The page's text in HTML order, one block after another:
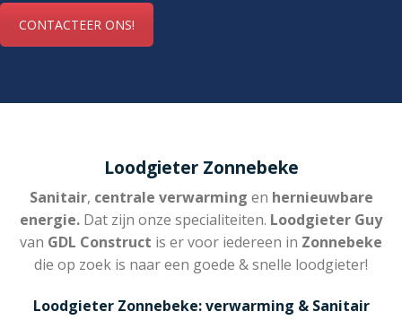
CONTACTEER ONS!
Loodgieter Zonnebeke
Sanitair, centrale verwarming en hernieuwbare
energie. Dat zijn onze specialiteiten. Loodgieter Guy
van GDL Construct is er voor iedereen in Zonnebeke
die op zoek is naar een goede & snelle loodgieter!
Loodgieter Zonnebeke: verwarming & Sanitair